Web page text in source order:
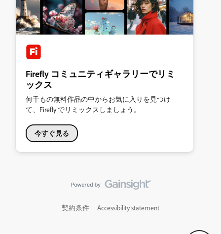
Firefly コミュニティギャラリーでリミ
ックス
何千もの無料作品の中からお気に入りを見つけ
て、Firefly でリミックスしましょう。
今すぐ見る
契約条件 Accessibility statement